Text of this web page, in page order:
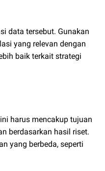
data tersebut. Gunakan
yang relevan dengan
baik terkait strategi
harus mencakup tujuan
berdasarkan hasil riset.
yang berbeda, seperti